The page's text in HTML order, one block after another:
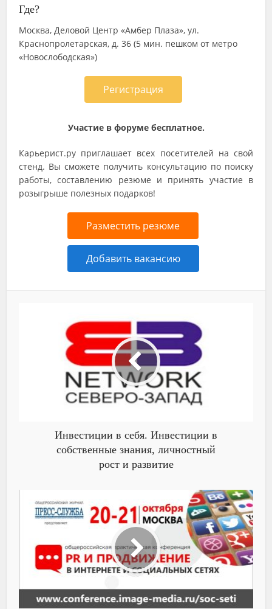
Где?
Москва, Деловой Центр «Амбер Плаза», ул.
Краснопролетарская, д. 36 (5 мин. пешком от метро
«Новослободская»)
Регистрация
Участие в форуме бесплатное.
Карьерист.ру приглашает всех посетителей на свой
стенд. Вы сможете получить консультацию по поиску
работы, составлению резюме и принять участие в
розыгрыше полезных подарков!
Разместить резюме
Добавить вакансию
Инвестиции в себя. Инвестиции в
собственные знания, личностный
рост и развитие